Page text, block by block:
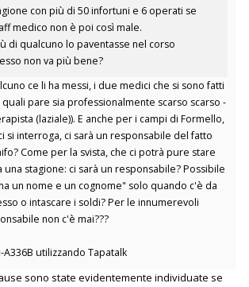
con più di 50 infortuni e 6 operati se
medico non è poi così male.
di qualcuno lo paventasse nel corso
non va più bene?
ce li ha messi, i due medici che si sono fatti
pare sia professionalmente scarso scarso -
(laziale)). E anche per i campi di Formello,
si interroga, ci sarà un responsabile del fatto
Come per la svista, che ci potrà pure stare
una stagione: ci sarà un responsabile? Possibile
un nome e un cognome" solo quando c'è da
o intascare i soldi? Per le innumerevoli
non c'è mai???
utilizzando Tapatalk
sono state evidentemente individuate se